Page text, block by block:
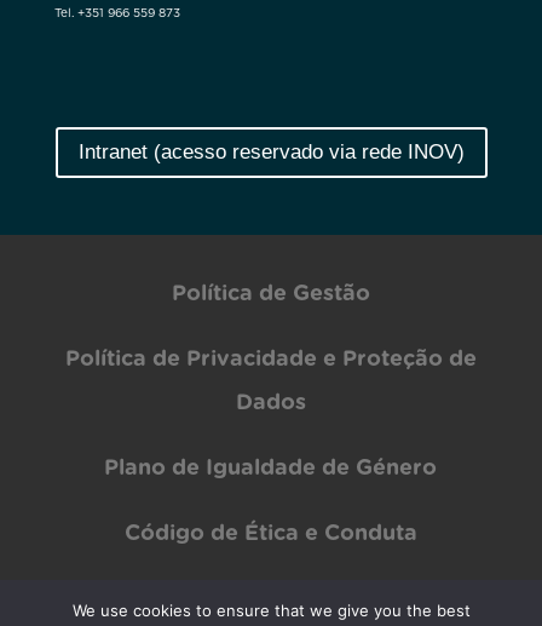
Tel. +351 966 559 873
Intranet (acesso reservado via rede INOV)
Política de Gestão
Política de Privacidade e Proteção de
Dados
Plano de Igualdade de Género
Código de Ética e Conduta
We use cookies to ensure that we give you the best